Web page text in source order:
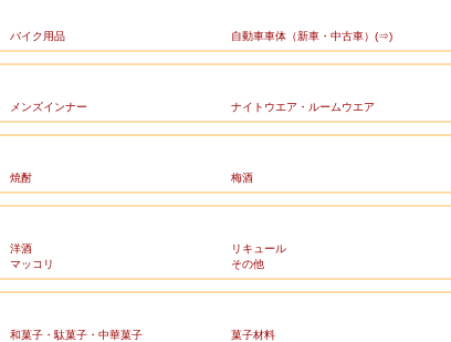
バイク用品 自動車車体（新車・中古車）(⇒)
メンズインナー ナイトウエア・ルームウエア
焼酎 梅酒
洋酒 リキュール
マッコリ その他
和菓子・駄菓子・中華菓子 菓子材料